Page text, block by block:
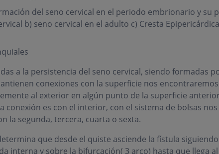
del seno cervical en el periodo embrionario y su
b) seno cervical en el adulto c) Cresta
a la persistencia del seno cervical, siendo formadas
conexiones con la superficie nos
al exterior en algún punto de la superficie
conexión es con el interior, con el sistema de bolsas
la segunda, tercera, cuarta o sexta.
que desde el quiste asciende la fístula
interna y sobre la bifurcación( 3 arco) hasta que llega